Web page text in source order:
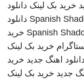
خرید بک لینک دانلود
Spanish دانلود
Spanish خرید
خرید بک لینک
دانلود اهنگ جدید خرید
جدید خرید بک لینک